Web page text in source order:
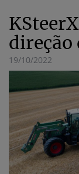
direção
19/10/2022